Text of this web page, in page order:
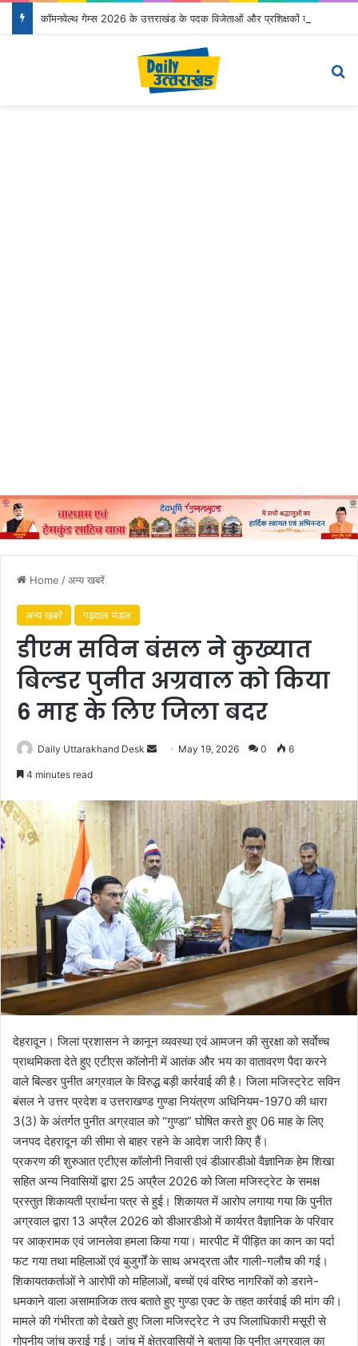
Home /अन्य खबरें
अन्य खबरें गढ़वाल मंडल
डीएम सविन बंसल ने कुख्यात
बिल्डर पुनीत अग्रवाल को किया
6 माह के लिए जिला बदर
Daily Uttarakhand Desk
n
e
a
i
l
May 19, 2026 0 6
4 minutes read
देहरादून। जिला प्रशासन ने कानून व्यवस्था एवं आमजन की सुरक्षा को सर्वाेच्च
प्राथमिकता देते हुए एटीएस कॉलोनी में आतंक और भय का वातावरण पैदा करने
वाले बिल्डर पुनीत अग्रवाल के विरुद्ध बड़ी कार्रवाई की है। जिला मजिस्ट्रेट सविन
बंसल ने उत्तर प्रदेश व उत्तराखण्ड गुण्डा नियंत्रण अधिनियम-1970 की धारा
3(3) के अंतर्गत पुनीत अग्रवाल को “गुण्डा” घोषित करते हुए 06 माह के लिए
जनपद देहरादून की सीमा से बाहर रहने के आदेश जारी किए हैं।
प्रकरण की शुरुआत एटीएस कॉलोनी निवासी एवं डीआरडीओ वैज्ञानिक हेम शिखा
सहित अन्य निवासियों द्वारा 25 अप्रैल 2026 को जिला मजिस्ट्रेट के समक्ष
प्रस्तुत शिकायती प्रार्थना पत्र से हुई। शिकायत में आरोप लगाया गया कि पुनीत
अग्रवाल द्वारा 13 अप्रैल 2026 को डीआरडीओ में कार्यरत वैज्ञानिक के परिवार
पर आक्रामक एवं जानलेवा हमला किया गया। मारपीट में पीड़ित का कान का पर्दा
फट गया तथा महिलाओं एवं बुजुर्गों के साथ अभद्रता और गाली-गलौच की गई।
शिकायतकर्ताओं ने आरोपी को महिलाओं, बच्चों एवं वरिष्ठ नागरिकों को डराने-
धमकाने वाला असामाजिक तत्व बताते हुए गुण्डा एक्ट के तहत कार्रवाई की मांग की।
मामले की गंभीरता को देखते हुए जिला मजिस्ट्रेट ने उप जिलाधिकारी मसूरी से
गोपनीय जांच कराई गई। जांच में क्षेत्रवासियों ने बताया कि पुनीत अग्रवाल का